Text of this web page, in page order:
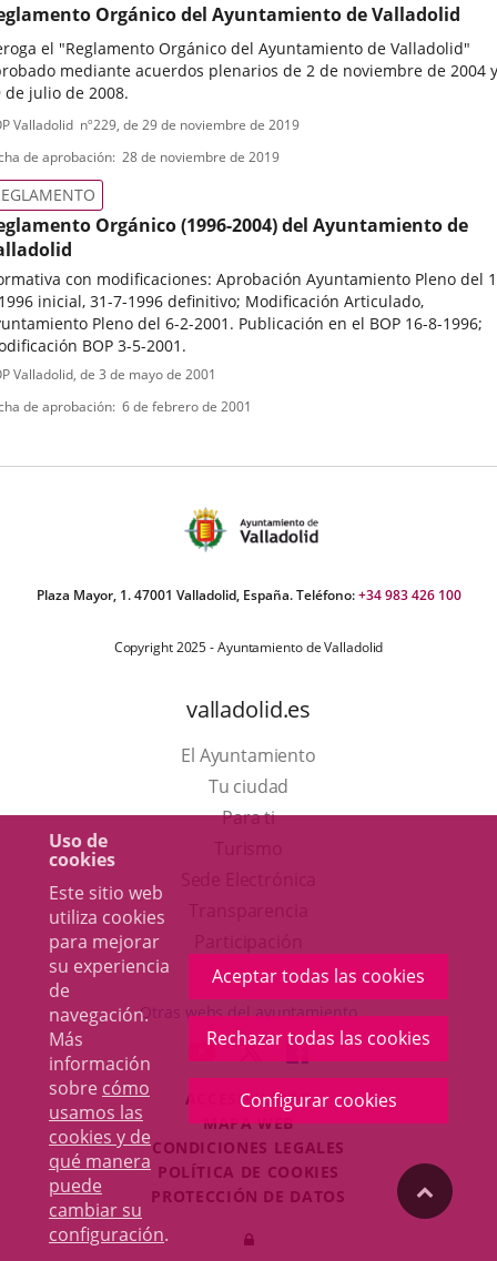
Uso de
cookies
Este sitio web
utiliza cookies
para mejorar
su experiencia
de
navegación.
Más
información
sobre cómo
usamos las
cookies y de
qué manera
puede
cambiar su
configuración.
Aceptar todas las cookies
Rechazar todas las cookies
Configurar cookies
Orgánico del Ayuntamiento de Valladolid
el "Reglamento Orgánico del Ayuntamiento de Valladolid"
mediante acuerdos plenarios de 2 de noviembre de 2004 y
de julio de 2008.
Valladolid nº229, de 29 de noviembre de 2019
de aprobación 28 de noviembre de 2019
Orgánico (1996-2004) del Ayuntamiento de
con modificaciones: Aprobación Ayuntamiento Pleno del
inicial, 31-7-1996 definitivo; Modificación Articulado,
Pleno del 6-2-2001. Publicación en el BOP 16-8-1996;
BOP 3-5-2001.
Valladolid, de 3 de mayo de 2001
de aprobación 6 de febrero de 2001
Plaza Mayor, 1. 47001 Valladolid, España. Teléfono:+34 983 426 100
Copyright 2025 - Ayuntamiento de Valladolid
valladolid.es
El Ayuntamiento
Tu ciudad
Para ti
en
una
ventana
nueva.
aplicación
externa.
Otras webs del ayuntamiento
ENLACE
A
UNA
APLICACIÓN
EXTERNA.
ENLACE
A
UNA
APLICACIÓN
EXTERNA.
ENLACE
A
UNA
EXTERNA.
ACCESIBILIDAD
MAPA WEB
CONDICIONES LEGALES
POLÍTICA DE COOKIES
PROTECCIÓN DE DATOS
Iniciar
"Volver